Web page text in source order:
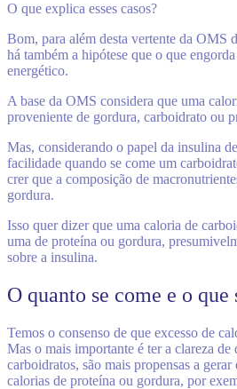
O que explica esses casos?
Bom, para além desta vertente da OMS
há também a hipótese que o que
energético.
A base da OMS considera que uma
proveniente de gordura, carboidrato ou
Mas, considerando o papel da insulina
facilidade quando se come um
crer que a composição de
gordura.
Isso quer dizer que uma caloria de
uma de proteína ou gordura,
sobre a insulina.
O quanto se come e o que
Temos o consenso de que excesso de
Mas o mais importante é ter a clareza de
carboidratos, são mais propensas a
calorias de proteína ou gordura, por